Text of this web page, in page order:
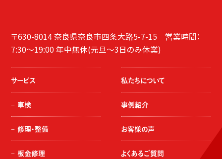
〒630-8014 奈良県奈良市四条大路5-7-15 営業時間：
7:30～19:00 年中無休(元旦～3日のみ休業)
サービス
車検
修理・整備
板金修理
私たちについて
事例紹介
お客様の声
よくあるご質問